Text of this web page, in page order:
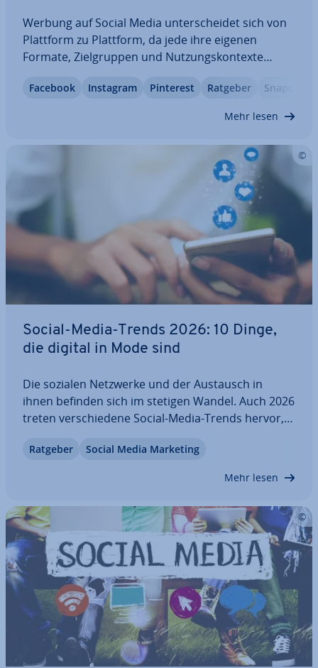
Werbung auf Social Media un­ter­schei­det sich von
Plattform zu Plattform, da jede ihre eigenen
Formate, Ziel­grup­pen und Nut­zungs­kon­tex­te
kreative An­for­de­run­gen un­ter­schei­den, folgen die
Facebook Instagram Pinterest Ratgeber Snapchat
Mehr lesen
Social-Media-Trends 2026: 10 Dinge,
die digital in Mode sind
Die sozialen Netzwerke und der Austausch in
ihnen befinden sich im stetigen Wandel. Auch 2026
treten ver­schie­de­ne Social-Media-Trends hervor,
sogar die von morgen prägen. Von in­ter­ak­ti­ven
Ratgeber Social Media Marketing
Mehr lesen